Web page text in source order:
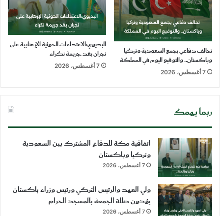
تحالف دفاعي يجمع السعودية وتركيا
وباكستان.. والتوقيع اليوم في المملكة
7 أغسطس، 2026
البديوي:الاعتداءات الحوثية الإرهابية على
نجران يعّد جريمة نكراء
7 أغسطس، 2026
ربما يهمك
اتفاقية مكة للدفاع المشترك بين السعودية
وتركيا وباكستان
7 أغسطس، 2026
ولي العهد والرئيس التركي ورئيس وزراء باكستان
يؤدون صلاة الجمعة بالمسجد الحرام
7 أغسطس، 2026